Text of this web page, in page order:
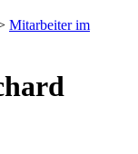
Mitarbeiter im